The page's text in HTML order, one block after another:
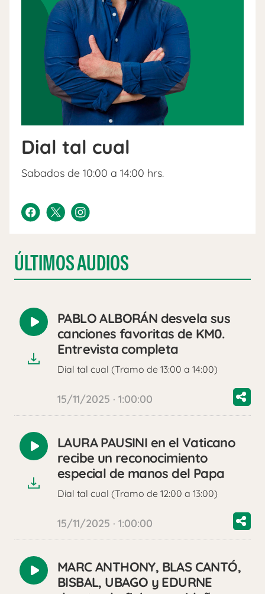
Dial tal cual
Sabados de 10:00 a 14:00 hrs.
ÚLTIMOS AUDIOS
Reproducir
audio
PABLO ALBORÁN desvela sus
canciones favoritas de KM0.
Entrevista completa
Dial tal cual (Tramo de 13:00 a 14:00)
15/11/2025 · 1:00:00
Reproducir
audio
LAURA PAUSINI en el Vaticano
recibe un reconocimiento
especial de manos del Papa
Dial tal cual (Tramo de 12:00 a 13:00)
15/11/2025 · 1:00:00
Reproducir
audio
MARC ANTHONY, BLAS CANTÓ,
BISBAL, UBAGO y EDURNE